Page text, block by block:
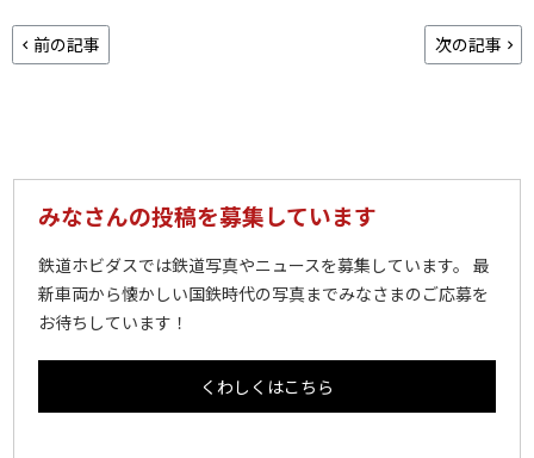
前の記事 次の記事
みなさんの投稿を募集しています
鉄道ホビダスでは鉄道写真やニュースを募集しています。 最
新車両から懐かしい国鉄時代の写真までみなさまのご応募を
お待ちしています！
くわしくはこちら